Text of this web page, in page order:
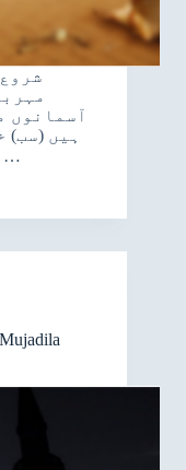
آسمانوں
ہیں (سب)
غالب حکمت والا ہے ﴿۱﴾ وہی تو ہے…